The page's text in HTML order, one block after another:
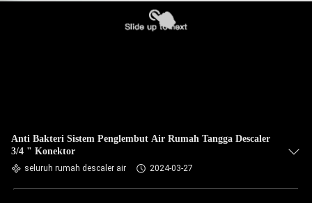
Anti Bakteri Sistem Penglembut Air Rumah Tangga Descaler
3/4 " Konektor
seluruh rumah descaler air 2024-03-27